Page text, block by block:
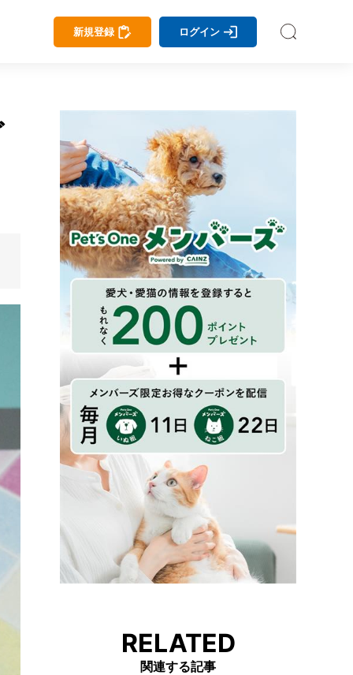
新規登録 ログイン
RELATED
関連する記事